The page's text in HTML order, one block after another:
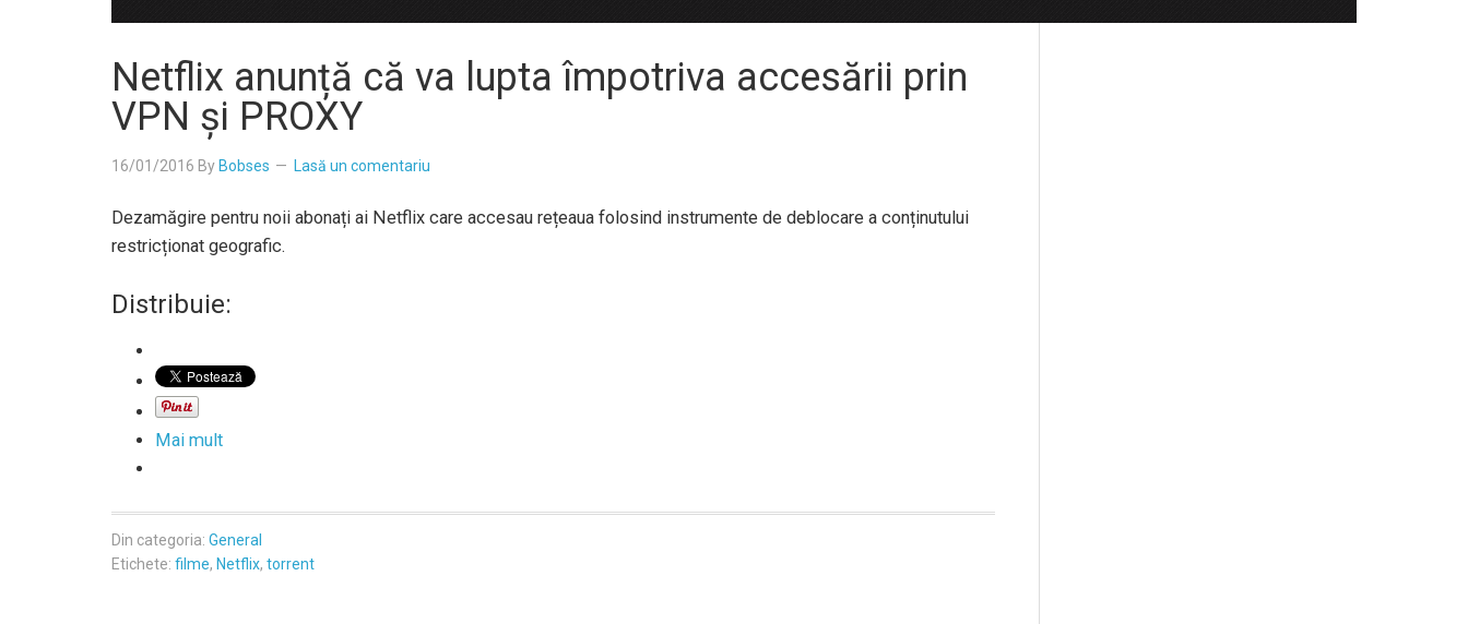
Netflix anunță că va lupta împotriva accesării prin
VPN și PROXY
16/01/2016 By Bobses Lasă un comentariu
Dezamăgire pentru noii abonați ai Netflix care accesau rețeaua folosind instrumente de deblocare a conținutului
restricționat geografic.
Distribuie:
Mai mult
Din categoria: General
Etichete: filme, Netflix, torrent